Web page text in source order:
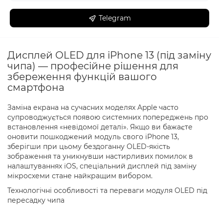
Telegram
Дисплей OLED для iPhone 13 (під заміну
чипа) — професійне рішення для
збереження функцій вашого
смартфона
Заміна екрана на сучасних моделях Apple часто
супроводжується появою системних попереджень про
встановлення «невідомої деталі». Якщо ви бажаєте
оновити пошкоджений модуль свого iPhone 13,
зберігши при цьому бездоганну OLED-якість
зображення та уникнувши настирливих помилок в
налаштуваннях iOS, спеціальний дисплей під заміну
мікросхеми стане найкращим вибором.
Технологічні особливості та переваги модуля OLED під
пересадку чипа